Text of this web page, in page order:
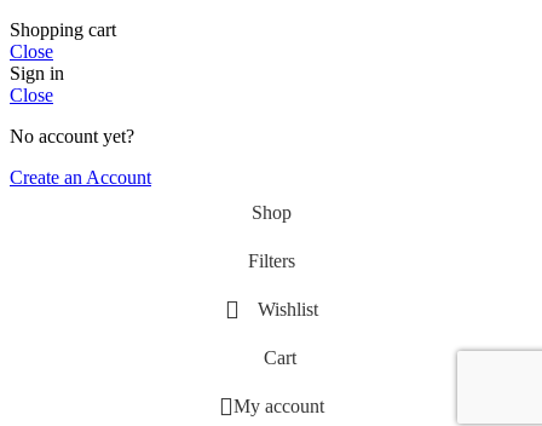
Shopping cart
Close
Sign in
Close
No account yet?
Create an Account
Shop
Filters
Wishlist
Cart
My account